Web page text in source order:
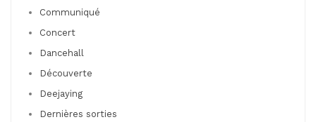
Communiqué
Concert
Dancehall
Découverte
Deejaying
Dernières sorties